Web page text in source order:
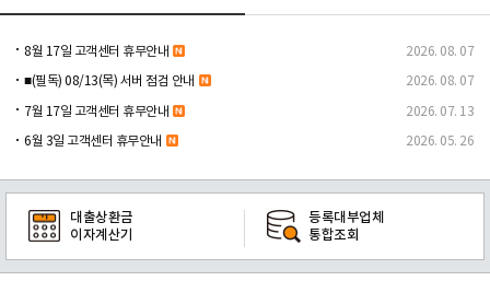
8월 17일 고객센터 휴무안내 2026. 08. 07
■(필독) 08/13(목) 서버 점검 안내 2026. 08. 07
7월 17일 고객센터 휴무안내 2026. 07. 13
6월 3일 고객센터 휴무안내 2026. 05. 26
대출상환금
이자계산기
등록대부업체
통합조회